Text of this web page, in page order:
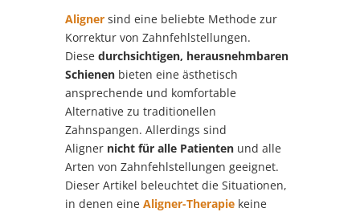
Alignersind eine beliebte Methode zur
Korrektur von Zahnfehlstellungen.
Diese durchsichtigen, herausnehmbaren
Schienenbieten eine ästhetisch
ansprechende und komfortable
Alternative zu traditionellen
Zahnspangen. Allerdings sind
Aligner nicht für alle Patientenund alle
Arten von Zahnfehlstellungen geeignet.
Dieser Artikel beleuchtet die Situationen,
in denen eine Aligner-Therapiekeine